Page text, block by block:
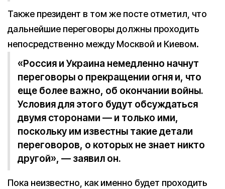
Также президент в том же посте отметил, что
дальнейшие переговоры должны проходить
непосредственно между Москвой и Киевом.
«Россия и Украина немедленно начнут
переговоры о прекращении огня и, что
еще более важно, об окончании войны.
Условия для этого будут обсуждаться
двумя сторонами — и только ими,
поскольку им известны такие детали
переговоров, о которых не знает никто
другой», — заявил он.
Пока неизвестно, как именно будет проходить